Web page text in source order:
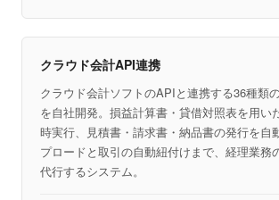
クラウド会計API連携
クラウド会計ソフトのAPIと連携する36種類
を自社開発。損益計算書・貸借対照表を用い
時実行、見積書・請求書・納品書の発行を自
プロードと取引の自動紐付けまで、経理業務
代行するシステム。